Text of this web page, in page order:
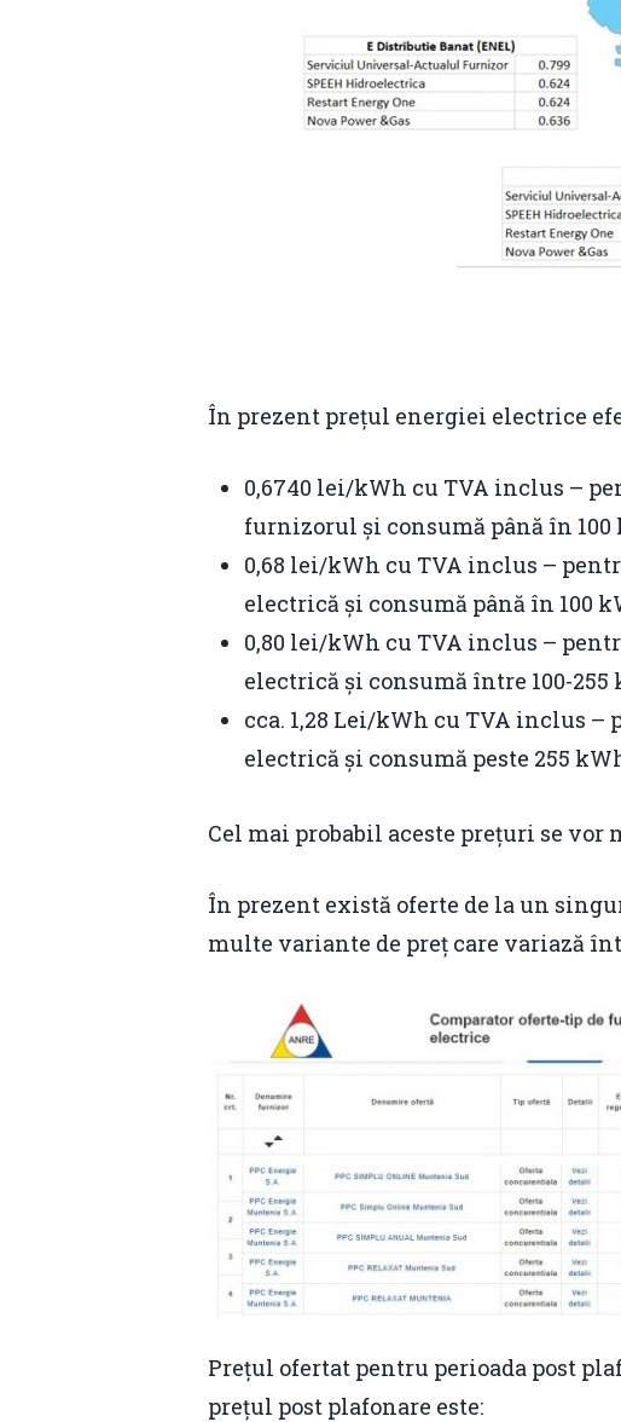
În prezent prețul energiei electrice
0,6740 lei/kWh cu TVA inclus –
furnizorul și consumă până în
0,68 lei/kWh cu TVA inclus –
electrică și consumă până în 100
0,80 lei/kWh cu TVA inclus –
electrică și consumă între 100-
cca. 1,28 Lei/kWh cu TVA inclus
electrică și consumă peste 255
Cel mai probabil aceste prețuri se vor
În prezent există oferte de la un
multe variante de preț care variază
Prețul ofertat pentru perioada post
prețul post plafonare este: